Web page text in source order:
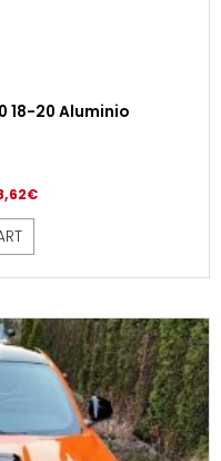
18-20 Aluminio
€